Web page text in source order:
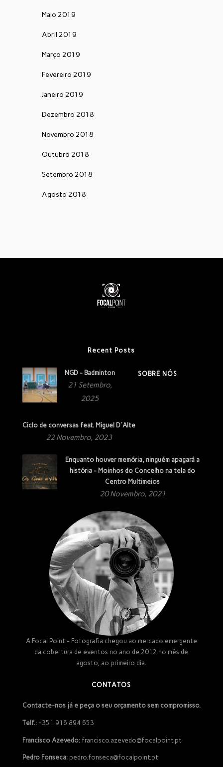
Maio 2019
Abril 2019
Março 2019
Fevereiro 2019
Janeiro 2019
Dezembro 2018
Novembro 2018
Outubro 2018
Setembro 2018
Agosto 2018
Recent Posts
NGD - Badminton
21 Setembro,
2025
Ciclo de conversas feat. Miguel D´Alte
22 Novembro, 2023
Enquanto houver memória, ninguém apagará a
história - Moinhos do Concelho na tela do
Centro Multimeios
20 Novembro, 2021
SOBRE NÓS
A Focal Point - Fotografia chegou ao mercado emergente
da cobertura de eventos no ano de 2012 no mês de
agosto, ao primeiro dia.
CONTATOS
Contacte-nos já e peça o seu orçamento sem compromisso.
Telf.:+351 916 894 653
Francisco Azevedo:francisco.azevedo@focalpoint.pt
Pedro Fonseca:pedro.fonseca@focalpoint.pt